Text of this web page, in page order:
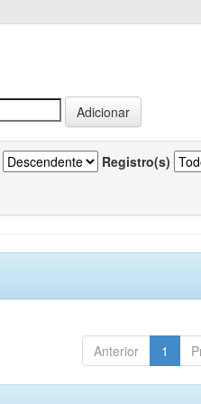
Registro(s)
Anterior 1